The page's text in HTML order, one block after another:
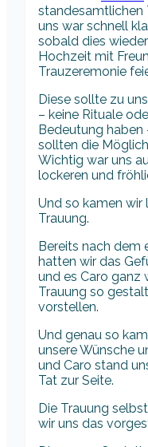
standesamtlichen
uns war schnell
sobald dies
Hochzeit mit
Trauzeremonie
Diese sollte zu
– keine Rituale
Bedeutung haben
sollten die
Wichtig war uns
lockeren und
Und so kamen
Trauung.
Bereits nach dem
hatten wir das
und es Caro ganz
Trauung so
vorstellen.
Und genau so
unsere Wünsche
und Caro stand
Tat zur Seite.
Die Trauung
wir uns das